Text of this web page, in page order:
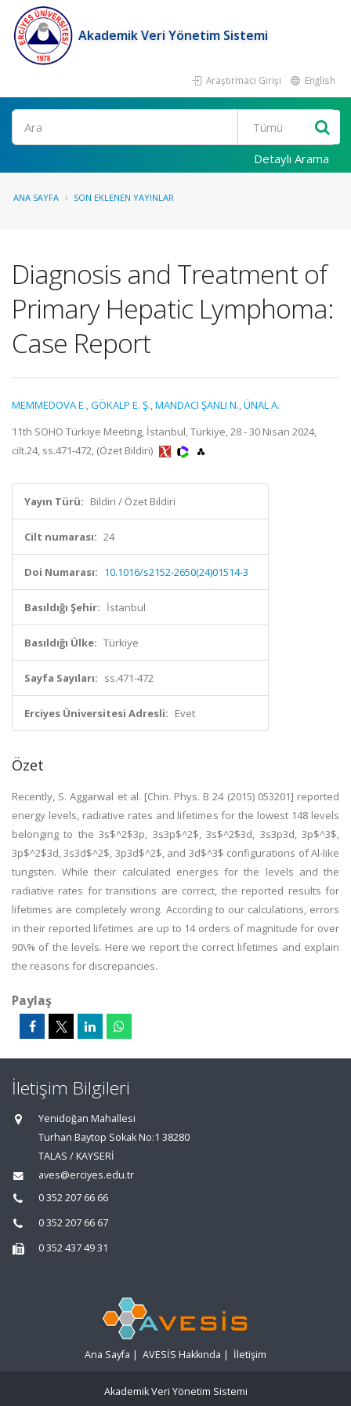
Akademik Veri Yönetim Sistemi
Araştırmacı Girişi English
Ara
Detaylı Arama
ANA SAYFA SON EKLENEN YAYINLAR
Diagnosis and Treatment of
Primary Hepatic Lymphoma:
Case Report
MEMMEDOVA E.,GÖKALP E. Ş.,MANDACI ŞANLI N.,ÜNAL A.
11th SOHO Türkiye Meeting, İstanbul, Türkiye, 28 - 30 Nisan 2024,
cilt.24, ss.471-472, (Özet Bildiri)
Yayın Türü: Bildiri / Özet Bildiri
Cilt numarası: 24
Doi Numarası: 10.1016/s2152-2650(24)01514-3
Basıldığı Şehir: İstanbul
Basıldığı Ülke: Türkiye
Sayfa Sayıları: ss.471-472
Erciyes Üniversitesi Adresli: Evet
Özet
Recently, S. Aggarwal et al. [Chin. Phys. B 24 (2015) 053201] reported
energy levels, radiative rates and lifetimes for the lowest 148 levels
belonging to the 3s$^2$3p, 3s3p$^2$, 3s$^2$3d, 3s3p3d, 3p$^3$,
3p$^2$3d, 3s3d$^2$, 3p3d$^2$, and 3d$^3$ configurations of Al-like
tungsten. While their calculated energies for the levels and the
radiative rates for transitions are correct, the reported results for
lifetimes are completely wrong. According to our calculations, errors
in their reported lifetimes are up to 14 orders of magnitude for over
90\% of the levels. Here we report the correct lifetimes and explain
the reasons for discrepancies.
Paylaş
İletişim Bilgileri
Yenidoğan Mahallesi
Turhan Baytop Sokak No:1 38280
TALAS / KAYSERİ
aves@erciyes.edu.tr
0 352 207 66 66
0 352 207 66 67
0 352 437 49 31
Ana Sayfa | AVESİS Hakkında | İletişim
Akademik Veri Yönetim Sistemi